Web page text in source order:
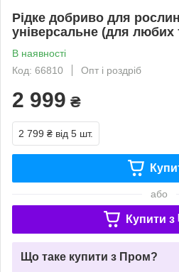
Рідке добриво для
універсальне (для любих
В наявності
Код: 66810
Опт і роздріб
2 999 ₴
2 799 ₴ від 5 шт.
або
Купити з
Що таке купити з Пром?